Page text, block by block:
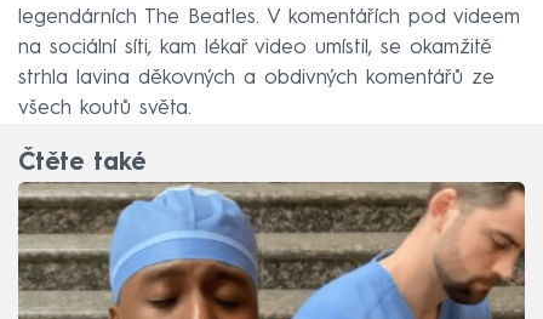
legendárních The Beatles. V komentářích pod videem
na sociální síti, kam lékař video umístil, se okamžitě
strhla lavina děkovných a obdivných komentářů ze
všech koutů světa.
Čtěte také